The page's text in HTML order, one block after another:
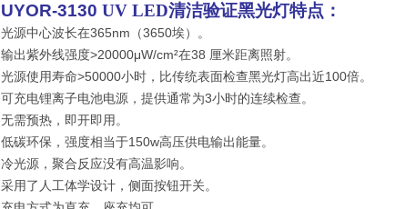
3130 UV LED清洁验证黑光灯特点：
源中心波长在365nm（3650埃）。
出紫外线强度>20000μW/cm²在38 厘米距离照射。
源使用寿命>50000小时，比传统表面检查黑光灯高出近100倍。
充电锂离子电池电源，提供通常为3小时的连续检查。
需预热，即开即用。
碳环保，强度相当于150w高压供电输出能量。
光源，聚合反应没有高温影响。
用了人工体学设计，侧面按钮开关。